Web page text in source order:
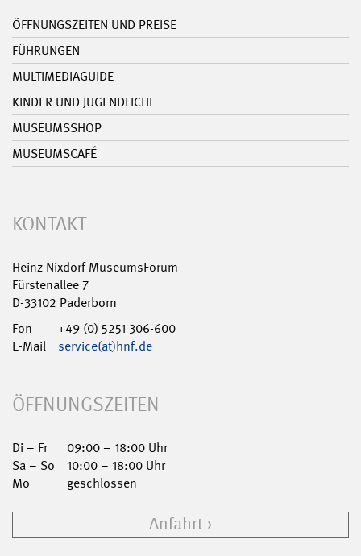
ÖFFNUNGSZEITEN UND PREISE
FÜHRUNGEN
MULTIMEDIAGUIDE
KINDER UND JUGENDLICHE
MUSEUMSSHOP
MUSEUMSCAFÉ
KONTAKT
Heinz Nixdorf MuseumsForum
Fürstenallee 7
D-33102 Paderborn
Fon
+49 (0) 5251 306-600
E-Mail
service(at)hnf.de
ÖFFNUNGSZEITEN
Di – Fr
09:00 – 18:00 Uhr
Sa – So
10:00 – 18:00 Uhr
Mo
geschlossen
Anfahrt